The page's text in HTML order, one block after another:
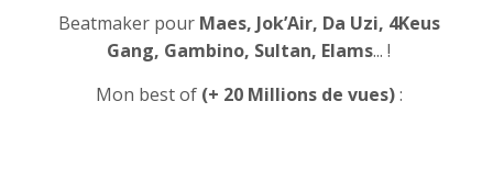
Beatmaker pour Maes, Jok’Air, Da Uzi, 4Keus
Gang, Gambino, Sultan, Elams... !
Mon best of(+ 20 Millions de vues):